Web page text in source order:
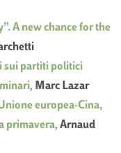
A new chance for the
sui partiti politici
, Marc Lazar
europea-Cina,
primavera, Arnaud